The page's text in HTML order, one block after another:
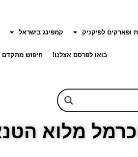
ופארקים לפיקניק קמפינג בישראל
בואו לפרסם אצלנו! חיפוש מתקדם